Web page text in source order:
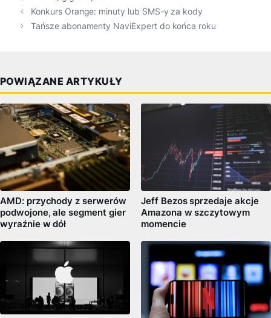
Konkurs Orange: minuty lub SMS-y za kody
Tańsze abonamenty NaviExpert do końca roku
POWIĄZANE ARTYKUŁY
AMD: przychody z serwerów
podwojone, ale segment gier
wyraźnie w dół
Jeff Bezos sprzedaje akcje
Amazona w szczytowym
momencie